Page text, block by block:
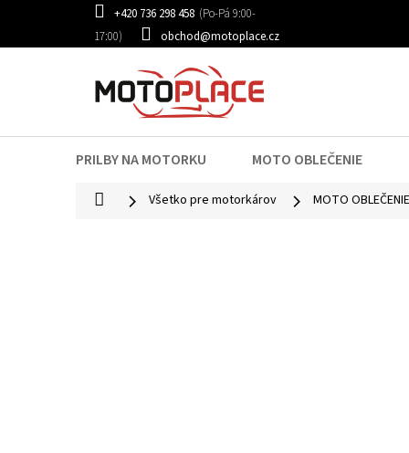
+420 736 298 458
obchod@motoplace.cz
PRILBY NA MOTORKU MOTO OBLEČENIE
DomovVšetko pre motorkárov MOTO OBLEČENIE